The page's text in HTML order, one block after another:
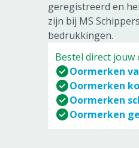
geregistreerd en
zijn bij MS
bedrukkingen.
Bestel direct jouw
Oormerken
Oormerken
Oormerken
Oormerken